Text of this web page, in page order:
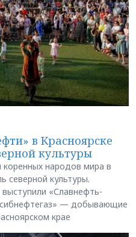
в Красноярске
культуры
народов мира в
северной культуры.
«Славнефть-
— добывающие
крае